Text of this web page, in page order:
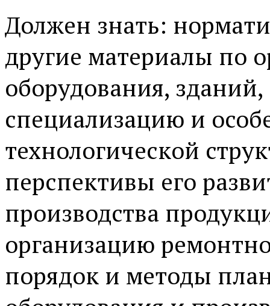
Должен знать:
другие материалы по
оборудования,
специализацию и
технологической
перспективы его
производства
организацию
порядок и методы